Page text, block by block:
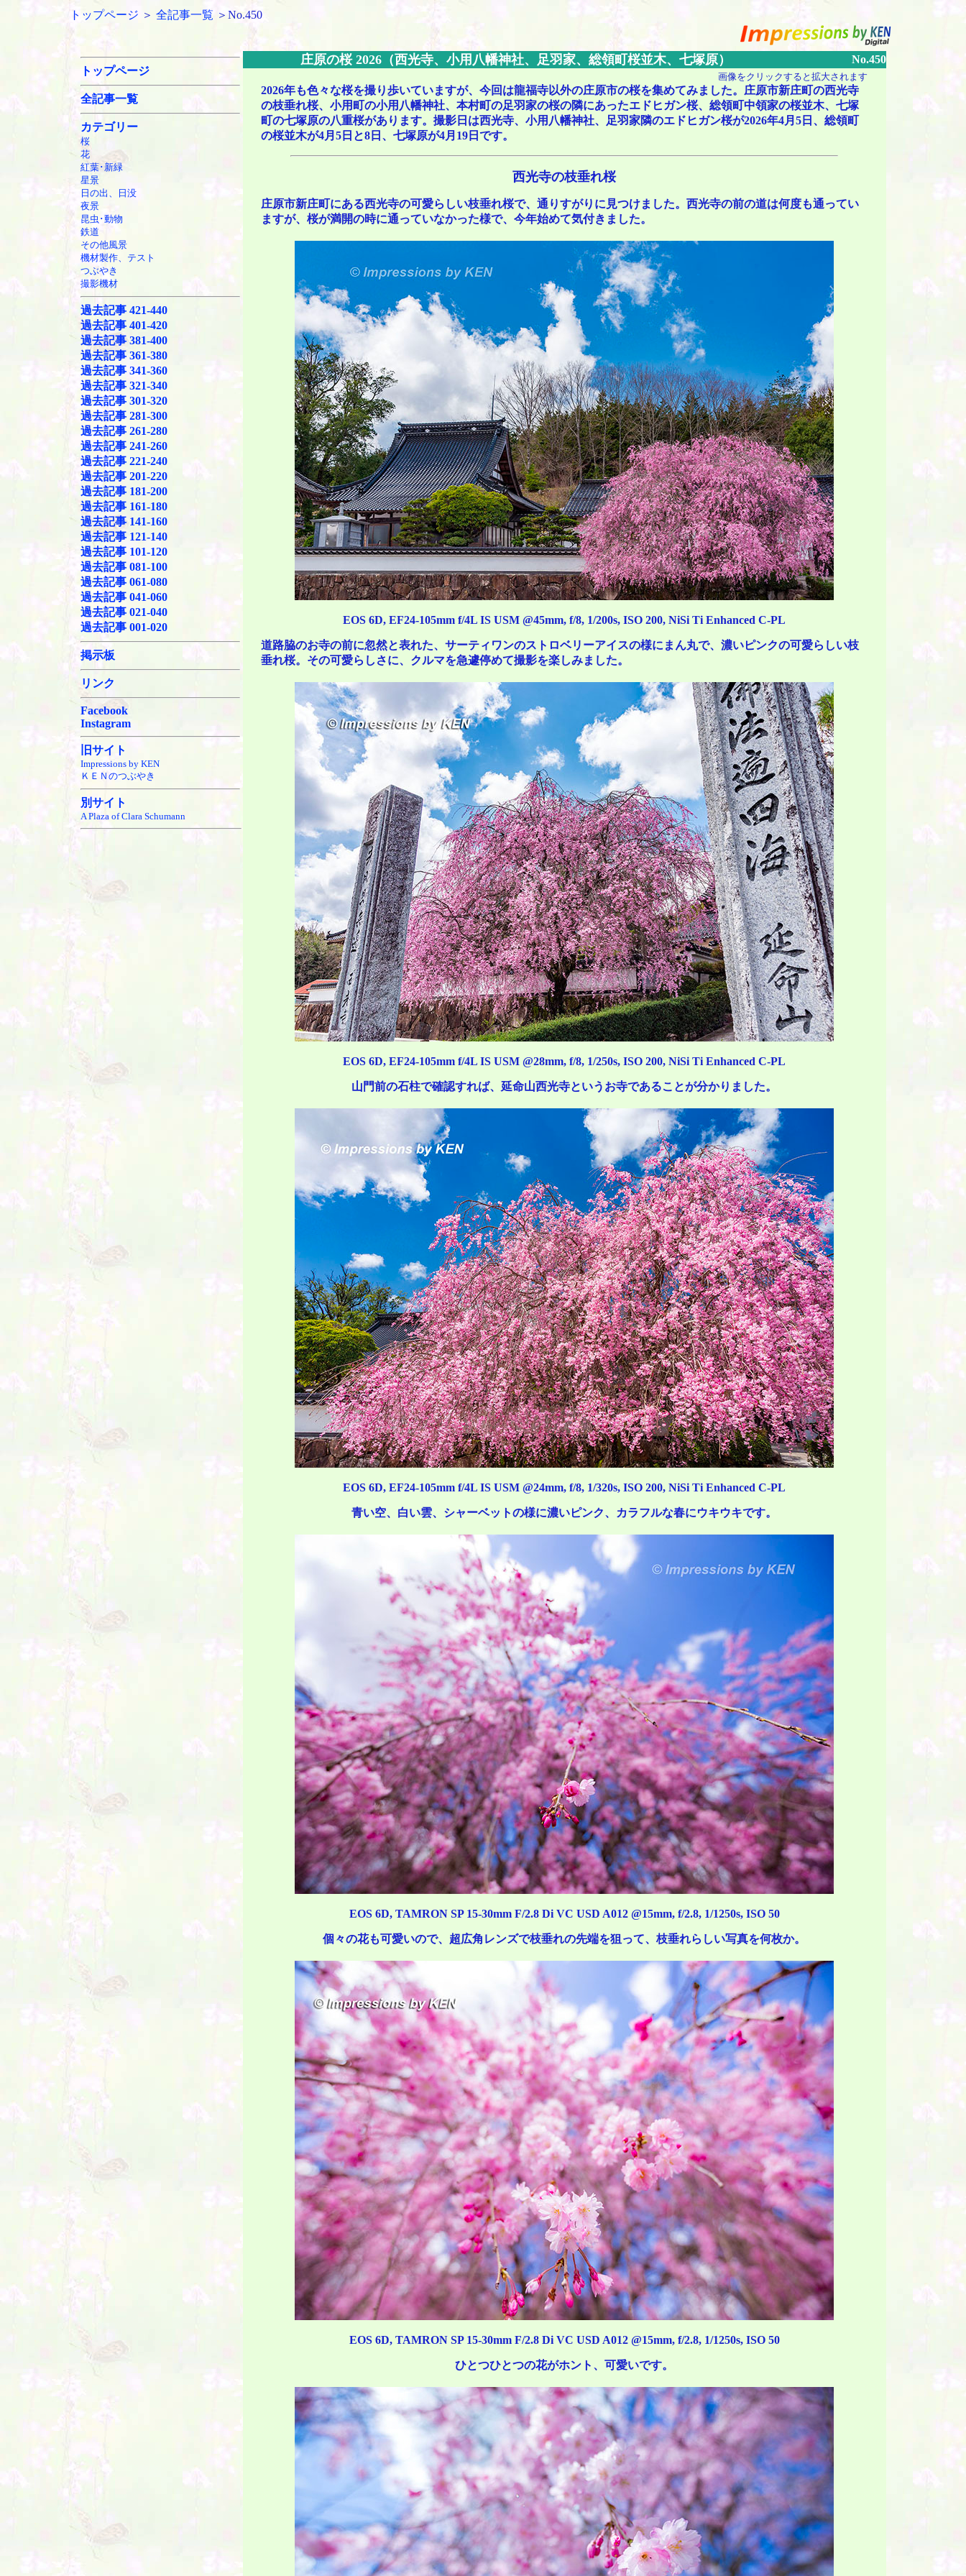
トップページ ＞ 全記事一覧 ＞No.450
トップページ
全記事一覧
カテゴリー
桜
花
紅葉･新緑
星景
日の出、日没
夜景
昆虫･動物
鉄道
その他風景
機材製作、テスト
つぶやき
撮影機材
過去記事 421-440
過去記事 401-420
過去記事 381-400
過去記事 361-380
過去記事 341-360
過去記事 321-340
過去記事 301-320
過去記事 281-300
過去記事 261-280
過去記事 241-260
過去記事 221-240
過去記事 201-220
過去記事 181-200
過去記事 161-180
過去記事 141-160
過去記事 121-140
過去記事 101-120
過去記事 081-100
過去記事 061-080
過去記事 041-060
過去記事 021-040
過去記事 001-020
掲示板
リンク
Facebook
Instagram
旧サイト
Impressions by KEN
ＫＥＮのつぶやき
別サイト
A Plaza of Clara Schumann
庄原の桜 2026（西光寺、小用八幡神社、足羽家、総領町桜並木、七塚原） No.450
画像をクリックすると拡大されます
2026年も色々な桜を撮り歩いていますが、今回は龍福寺以外の庄原市の桜を集めてみました。庄原市新庄町の西光寺
の枝垂れ桜、小用町の小用八幡神社、本村町の足羽家の桜の隣にあったエドヒガン桜、総領町中領家の桜並木、七塚
町の七塚原の八重桜があります。撮影日は西光寺、小用八幡神社、足羽家隣のエドヒガン桜が2026年4月5日、総領町
の桜並木が4月5日と8日、七塚原が4月19日です。
西光寺の枝垂れ桜
庄原市新庄町にある西光寺の可愛らしい枝垂れ桜で、通りすがりに見つけました。西光寺の前の道は何度も通ってい
ますが、桜が満開の時に通っていなかった様で、今年始めて気付きました。
EOS 6D, EF24-105mm f/4L IS USM @45mm, f/8, 1/200s, ISO 200, NiSi Ti Enhanced C-PL
道路脇のお寺の前に忽然と表れた、サーティワンのストロベリーアイスの様にまん丸で、濃いピンクの可愛らしい枝
垂れ桜。その可愛らしさに、クルマを急遽停めて撮影を楽しみました。
EOS 6D, EF24-105mm f/4L IS USM @28mm, f/8, 1/250s, ISO 200, NiSi Ti Enhanced C-PL
山門前の石柱で確認すれば、延命山西光寺というお寺であることが分かりました。
EOS 6D, EF24-105mm f/4L IS USM @24mm, f/8, 1/320s, ISO 200, NiSi Ti Enhanced C-PL
青い空、白い雲、シャーベットの様に濃いピンク、カラフルな春にウキウキです。
EOS 6D, TAMRON SP 15-30mm F/2.8 Di VC USD A012 @15mm, f/2.8, 1/1250s, ISO 50
個々の花も可愛いので、超広角レンズで枝垂れの先端を狙って、枝垂れらしい写真を何枚か。
EOS 6D, TAMRON SP 15-30mm F/2.8 Di VC USD A012 @15mm, f/2.8, 1/1250s, ISO 50
ひとつひとつの花がホント、可愛いです。